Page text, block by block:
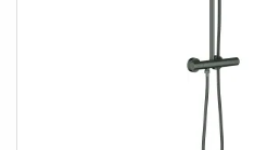
WaterGuide, longévité
A ajuster lors de la première
d’usine :